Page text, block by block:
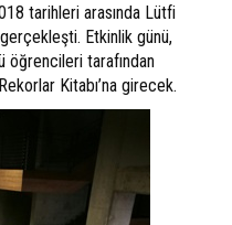
tarihleri arasında Lütfi
Etkinlik günü,
öğrencileri tarafından
Kitabı’na girecek.